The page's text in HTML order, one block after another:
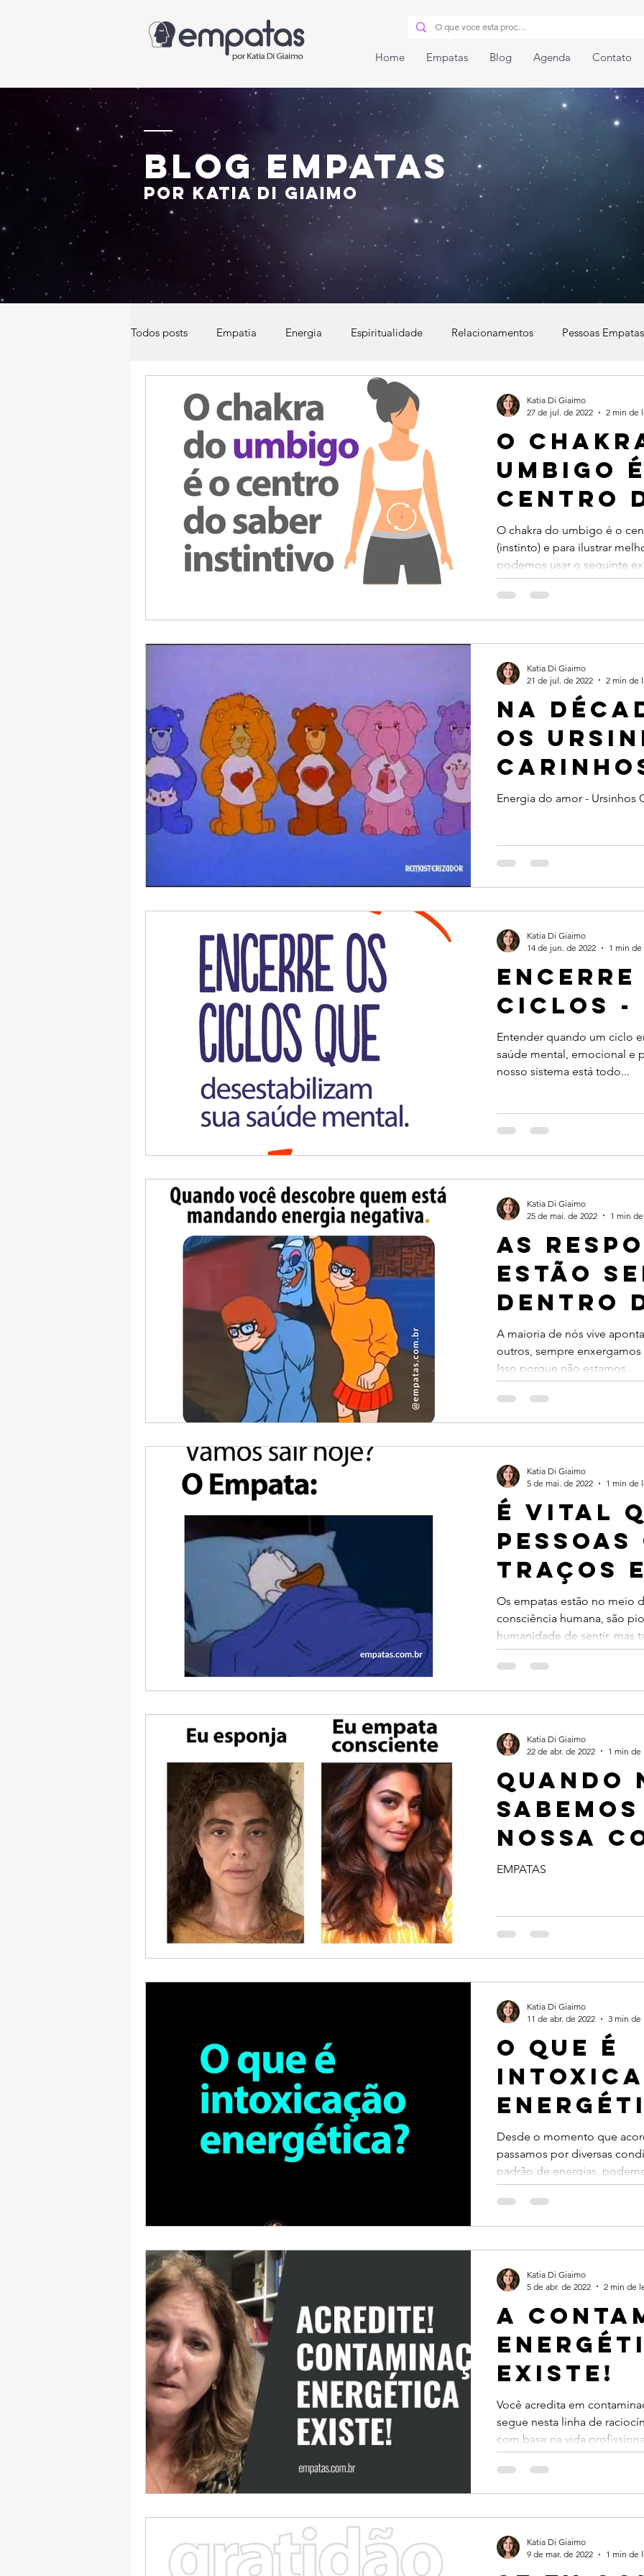
Home Empatas Blog Agenda Contato
blog empatas
por katia di giaimo
Todos posts Empatia Energia Espiritualidade Relacionamentos Pessoas Empatas
Descobrindo-se empata
O
umbigo
centro
O chakra do umbigo é o
(instinto) e para ilustrar
podemos usar o seguinte
Katia Di Giaimo
27 de jul. de 2022
2 min de
Na
os
queriam
poder
Energia do amor - Ursinhos
Katia Di Giaimo
21 de jul. de 2022
2 min de
encerre
ciclos -
Entender quando um ciclo
saúde mental, emocional e
nosso sistema está todo...
Katia Di Giaimo
14 de jun. de 2022
1 min
As
estão
dentro
A maioria de nós vive
outros, sempre
Isso porque não estamos...
Katia Di Giaimo
25 de mai. de 2022
1 min
É vital
pessoas
traços
estado
Os empatas estão no meio
consciência humana, são
humanidade de sentir, mas
Katia Di Giaimo
5 de mai. de 2022
1 min de
Quando
nossa
empata
modo
EMPATAS
Katia Di Giaimo
22 de abr. de 2022
1 min de
O que é
Desde o momento que
passamos por diversas
padrão de energias,
Katia Di Giaimo
11 de abr. de 2022
3 min de
A
existe!
Você acredita em
segue nesta linha de
com base na vida
Katia Di Giaimo
5 de abr. de 2022
2 min de
Katia Di Giaimo
9 de mar. de 2022
1 min de